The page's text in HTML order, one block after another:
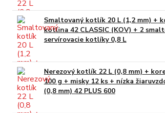
Smaltovaný kotlík 20 L (1,2 mm) +
kotlina 42 CLASSIC (KOV) + 2
servírovacie kotlíky 0,8 L
Nerezový kotlík 22 L (0,8 mm) +
100 g + misky 12 ks + nízka
(0,8 mm) 42 PLUS 600